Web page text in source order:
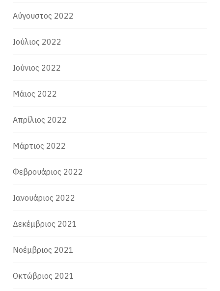
Αύγουστος 2022
Ιούλιος 2022
Ιούνιος 2022
Μάιος 2022
Απρίλιος 2022
Μάρτιος 2022
Φεβρουάριος 2022
Ιανουάριος 2022
Δεκέμβριος 2021
Νοέμβριος 2021
Οκτώβριος 2021